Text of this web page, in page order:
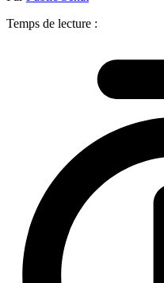
Temps de lecture :